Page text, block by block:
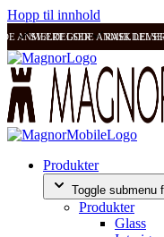
Hopp til innhold
ANMELDELSER RASK
SVÆRT GODE
Produkter
Toggle submenu
Produkter
Glass